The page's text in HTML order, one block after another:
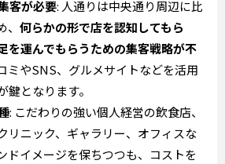
客が必要: 人通りは中央通り周辺に比
何らかの形で店を認知してもら
を運んでもらうための集客戦略が不
ミやSNS、グルメサイトなどを活用
鍵となります。
: こだわりの強い個人経営の飲食店、
リニック、ギャラリー、オフィスな
ドイメージを保ちつつも、コストを